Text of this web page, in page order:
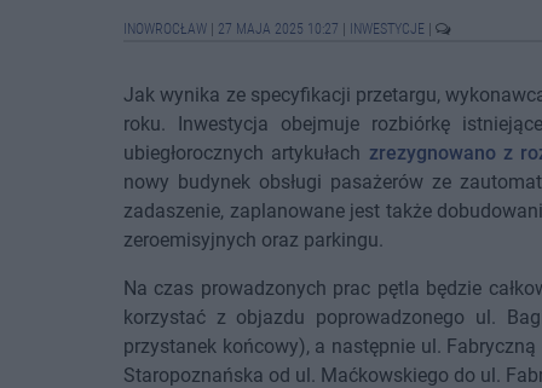
INOWROCŁAW 27 MAJA 2025 10:27 INWESTYCJE
Jak wynika ze specyfikacji przetargu,
roku. Inwestycja obejmuje rozbiórkę
ubiegłorocznych artykułach zrezygnowano z
nowy budynek obsługi pasażerów ze
zadaszenie, zaplanowane jest także
zeroemisyjnych oraz parkingu.
Na czas prowadzonych prac pętla będzie
korzystać z objazdu poprowadzonego ul.
przystanek końcowy), a następnie ul.
Staropoznańska od ul. Maćkowskiego do ul.